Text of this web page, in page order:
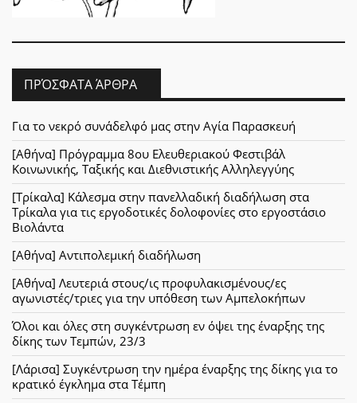
ΠΡΌΣΦΑΤΑ ΆΡΘΡΑ
Για το νεκρό συνάδελφό μας στην Αγία Παρασκευή
[Αθήνα] Πρόγραμμα 8ου Ελευθεριακού Φεστιβάλ
Κοινωνικής, Ταξικής και Διεθνιστικής Αλληλεγγύης
[Τρίκαλα] Κάλεσμα στην πανελλαδική διαδήλωση στα
Τρίκαλα για τις εργοδοτικές δολοφονίες στο εργοστάσιο
Βιολάντα
[Αθήνα] Αντιπολεμική διαδήλωση
[Αθήνα] Λευτεριά στους/ις προφυλακισμένους/ες
αγωνιστές/τριες για την υπόθεση των Αμπελοκήπων
Όλοι και όλες στη συγκέντρωση εν όψει της έναρξης της
δίκης των Τεμπών, 23/3
[Λάρισα] Συγκέντρωση την ημέρα έναρξης της δίκης για το
κρατικό έγκλημα στα Τέμπη